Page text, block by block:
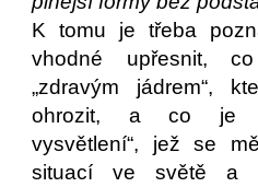
K tomu je třeba
vhodné upřesnit,
„zdravým jádrem“,
ohrozit, a co je
vysvětlení“, jež se
situací ve světě a